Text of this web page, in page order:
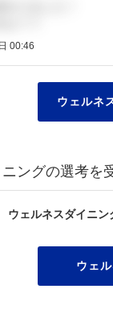
00:46
ウェルネ
ングの選考を
ウェルネスダイニン
ウェ